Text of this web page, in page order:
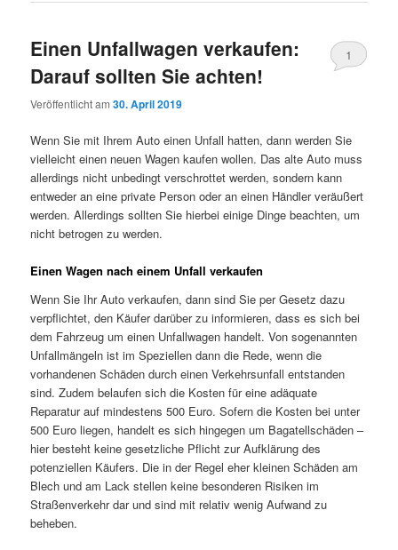
Einen Unfallwagen verkaufen:
Darauf sollten Sie achten!
Veröffentlicht am30. April 2019
1
Wenn Sie mit Ihrem Auto einen Unfall hatten, dann werden Sie
vielleicht einen neuen Wagen kaufen wollen. Das alte Auto muss
allerdings nicht unbedingt verschrottet werden, sondern kann
entweder an eine private Person oder an einen Händler veräußert
werden. Allerdings sollten Sie hierbei einige Dinge beachten, um
nicht betrogen zu werden.
Einen Wagen nach einem Unfall verkaufen
Wenn Sie Ihr Auto verkaufen, dann sind Sie per Gesetz dazu
verpflichtet, den Käufer darüber zu informieren, dass es sich bei
dem Fahrzeug um einen Unfallwagen handelt. Von sogenannten
Unfallmängeln ist im Speziellen dann die Rede, wenn die
vorhandenen Schäden durch einen Verkehrsunfall entstanden
sind. Zudem belaufen sich die Kosten für eine adäquate
Reparatur auf mindestens 500 Euro. Sofern die Kosten bei unter
500 Euro liegen, handelt es sich hingegen um Bagatellschäden –
hier besteht keine gesetzliche Pflicht zur Aufklärung des
potenziellen Käufers. Die in der Regel eher kleinen Schäden am
Blech und am Lack stellen keine besonderen Risiken im
Straßenverkehr dar und sind mit relativ wenig Aufwand zu
beheben.